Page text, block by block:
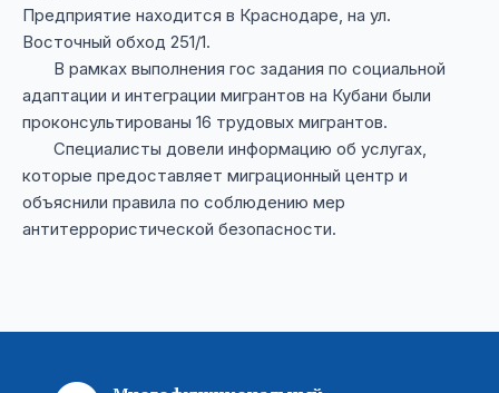
Предприятие находится в Краснодаре, на ул.
Восточный обход 251/1.
В рамках выполнения гос задания по социальной
адаптации и интеграции мигрантов на Кубани были
проконсультированы 16 трудовых мигрантов.
Специалисты довели информацию об услугах,
которые предоставляет миграционный центр и
объяснили правила по соблюдению мер
антитеррористической безопасности.